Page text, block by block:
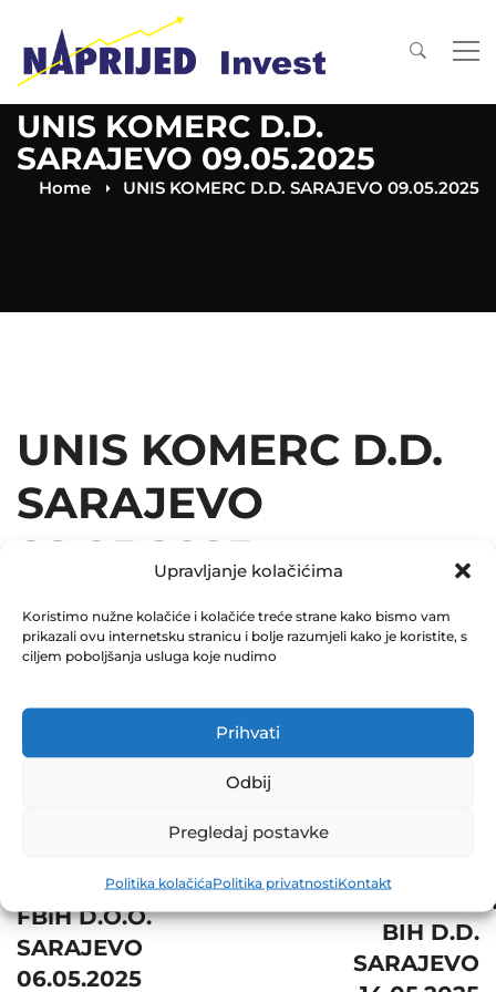
Upravljanje kolačićima
Koristimo nužne kolačiće i kolačiće treće strane kako bismo vam
prikazali ovu internetsku stranicu i bolje razumjeli kako je koristite, s
ciljem poboljšanja usluga koje nudimo
Prihvati
Odbij
Pregledaj postavke
Politika kolačićaPolitika privatnostiKontakt
UNIS KOMERC D.D.
SARAJEVO 09.05.2025
Home UNIS KOMERC D.D. SARAJEVO 09.05.2025
UNIS KOMERC D.D.
SARAJEVO
09.05.2025
0 Comments
JP ŽELJEZNICE
FBiH D.O.O.
SARAJEVO
06.05.2025
ELEKTROPRIVREDA
BIH D.D.
SARAJEVO